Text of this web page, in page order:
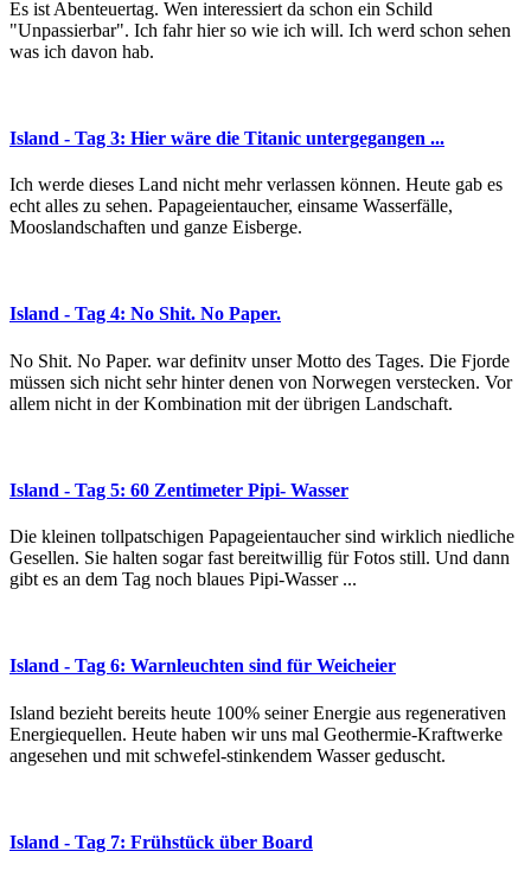
Es ist Abenteuertag. Wen interessiert da schon ein Schild
"Unpassierbar". Ich fahr hier so wie ich will. Ich werd schon sehen
was ich davon hab.
Island - Tag 3: Hier wäre die Titanic untergegangen ...
Ich werde dieses Land nicht mehr verlassen können. Heute gab es
echt alles zu sehen. Papageientaucher, einsame Wasserfälle,
Mooslandschaften und ganze Eisberge.
Island - Tag 4: No Shit. No Paper.
No Shit. No Paper. war definitv unser Motto des Tages. Die Fjorde
müssen sich nicht sehr hinter denen von Norwegen verstecken. Vor
allem nicht in der Kombination mit der übrigen Landschaft.
Island - Tag 5: 60 Zentimeter Pipi- Wasser
Die kleinen tollpatschigen Papageientaucher sind wirklich niedliche
Gesellen. Sie halten sogar fast bereitwillig für Fotos still. Und dann
gibt es an dem Tag noch blaues Pipi-Wasser ...
Island - Tag 6: Warnleuchten sind für Weicheier
Island bezieht bereits heute 100% seiner Energie aus regenerativen
Energiequellen. Heute haben wir uns mal Geothermie-Kraftwerke
angesehen und mit schwefel-stinkendem Wasser geduscht.
Island - Tag 7: Frühstück über Board